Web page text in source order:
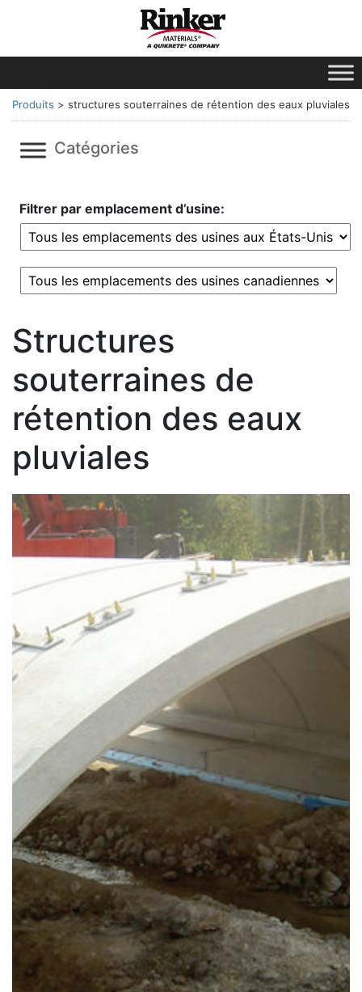
Produits > structures souterraines de rétention des eaux pluviales
Catégories
Filtrer par emplacement d’usine:
Structures
souterraines de
rétention des eaux
pluviales